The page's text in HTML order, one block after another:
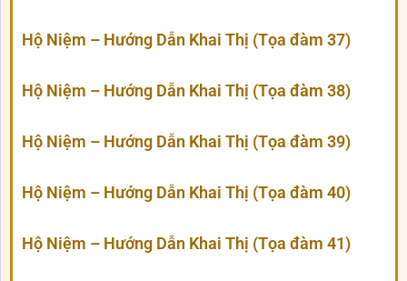
Hộ Niệm – Hướng Dẫn Khai Thị (Tọa đàm 37)
Hộ Niệm – Hướng Dẫn Khai Thị (Tọa đàm 38)
Hộ Niệm – Hướng Dẫn Khai Thị (Tọa đàm 39)
Hộ Niệm – Hướng Dẫn Khai Thị (Tọa đàm 40)
Hộ Niệm – Hướng Dẫn Khai Thị (Tọa đàm 41)